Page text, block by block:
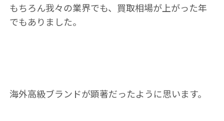
もちろん我々の業界でも、買取相場が上がった年
でもありました。
海外高級ブランドが顕著だったように思います。